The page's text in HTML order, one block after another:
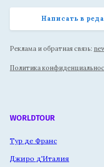
Написать в
Реклама и обратная связь:
Политика
WORLDTOUR
Тур де Франс
Джиро д'Италия